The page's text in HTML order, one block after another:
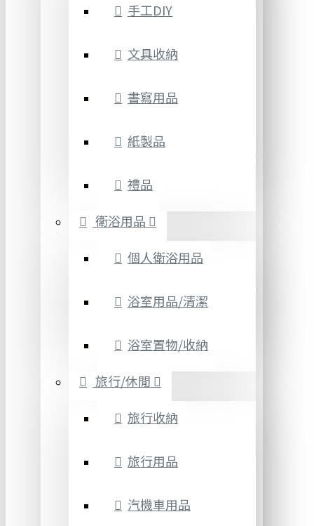
手工DIY
文具收納
書寫用品
紙製品
禮品
衛浴用品
個人衛浴用品
浴室用品/清潔
浴室置物/收納
旅行/休閒
旅行收納
旅行用品
汽機車用品